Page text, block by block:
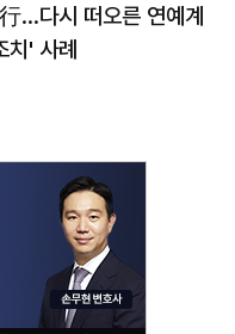
…다시 떠오른 연예계
치' 사례